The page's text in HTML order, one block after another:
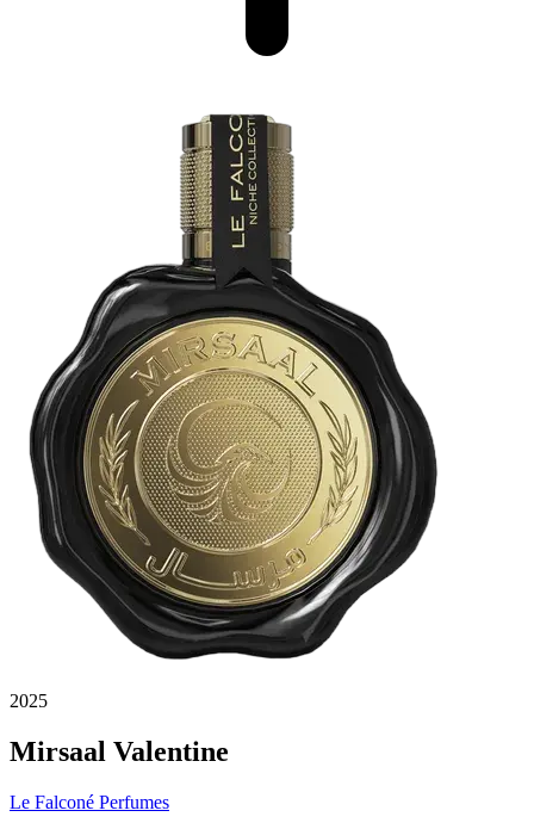
2025
Mirsaal Valentine
Le Falconé Perfumes